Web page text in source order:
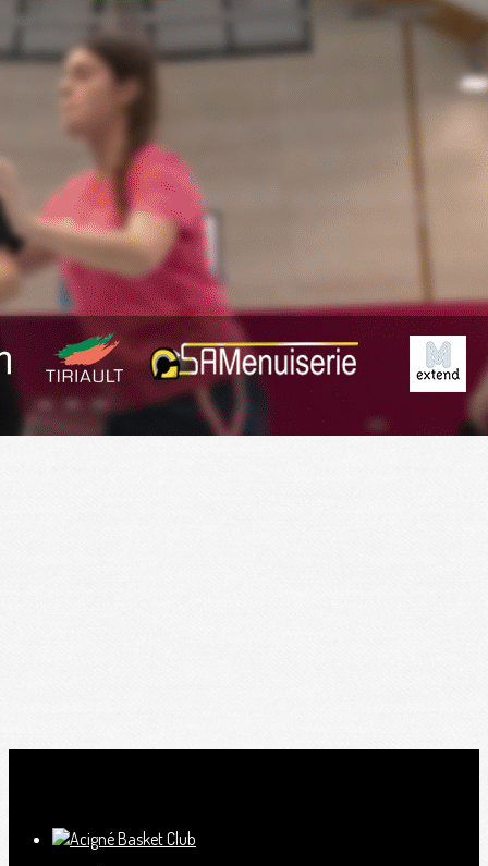
Exporter les lignes sélectionnées
Exporter toutes les colonnes
Exporter uniquement les colonnes affichées
Planning
Derniers Résultats
Résumé des matchs
?>
Images de la page d'accueil
Cliquez pour éditer